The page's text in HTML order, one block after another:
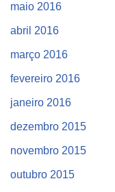
maio 2016
abril 2016
março 2016
fevereiro 2016
janeiro 2016
dezembro 2015
novembro 2015
outubro 2015